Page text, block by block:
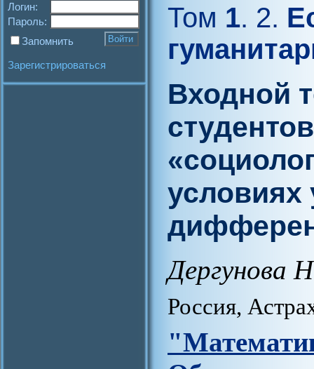
Логин:
Пароль:
Запомнить
Зарегистрироваться
Том 1. 2.
Входной
условиях
Дергунова
Россия,